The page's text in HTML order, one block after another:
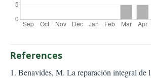
References
1. Benavides, M. La reparación integral de